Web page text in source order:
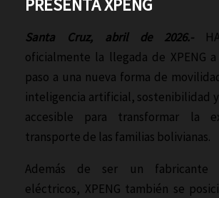
PRESENTA XPENG
Santa Cruz, abril de 2026.-
oficialmente la llegada de XPENG
paso a una nueva forma de
inteligencia artificial, sostenibilidad
accesible para transformar la
transporte de las familias bolivianas.
Además de ser un fabricante
eléctricos, XPENG también se